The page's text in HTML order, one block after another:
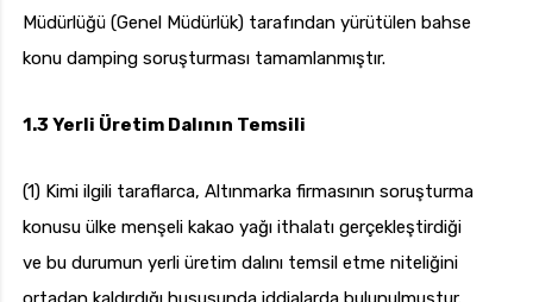
Müdürlüğü (Genel Müdürlük) tarafından yürütülen bahse
konu damping soruşturması tamamlanmıştır.
1.3 Yerli Üretim Dalının Temsili
(1) Kimi ilgili taraflarca, Altınmarka firmasının soruşturma
konusu ülke menşeli kakao yağı ithalatı gerçekleştirdiği
ve bu durumun yerli üretim dalını temsil etme niteliğini